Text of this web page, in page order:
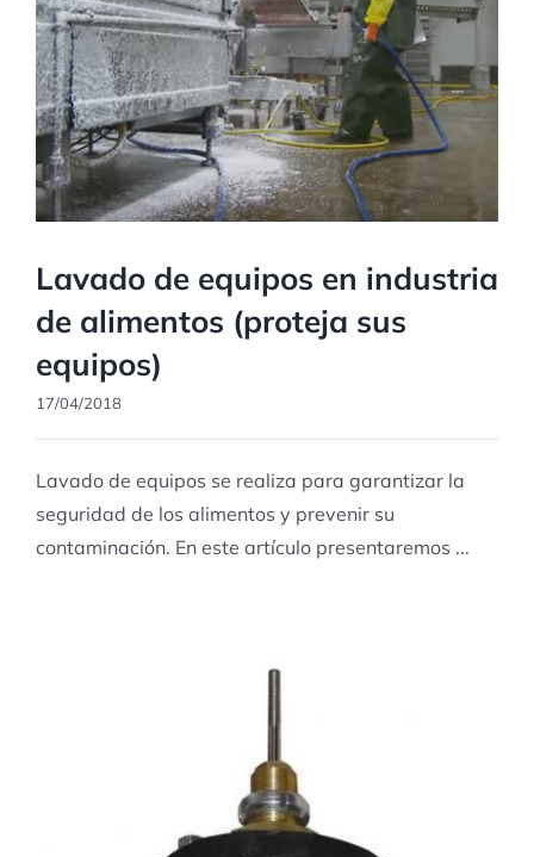
Lavado de equipos en industria
de alimentos (proteja sus
equipos)
17/04/2018
Lavado de equipos se realiza para garantizar la
seguridad de los alimentos y prevenir su
contaminación. En este artículo presentaremos ...